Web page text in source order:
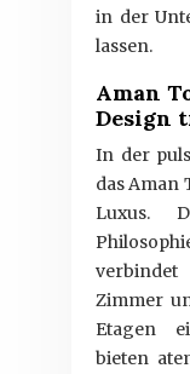
in der
lassen.
Aman
Design
In der
das Aman
Luxus.
verbindet
Zimmer
Etagen
bieten